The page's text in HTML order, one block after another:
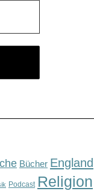
Bücher England
Podcast Religion